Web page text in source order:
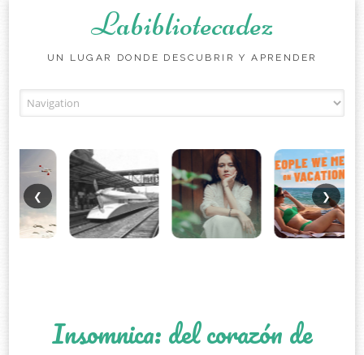
Labibliotecadez
UN LUGAR DONDE DESCUBRIR Y APRENDER
❮ ❯
Insomnica: del corazón de